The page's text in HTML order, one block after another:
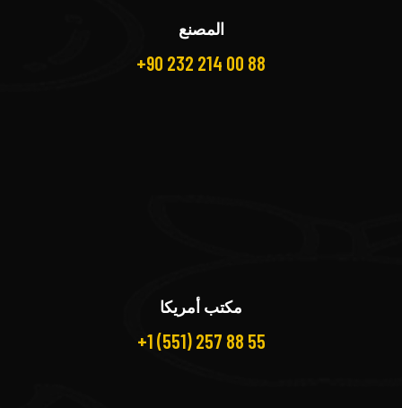
المصنع
+90 232 214 00 88
مكتب أمريكا
+1 (551) 257 88 55